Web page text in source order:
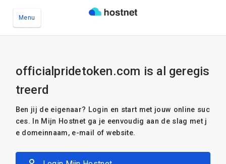
Menu
officialpridetoken.com is al geregis
treerd
Ben jij de eigenaar? Login en start met jouw online suc
ces. In Mijn Hostnet ga je eenvoudig aan de slag met j
e domeinnaam, e-mail of website.